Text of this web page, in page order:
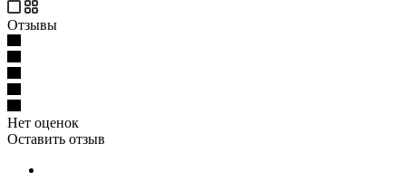
Отзывы
Нет оценок
Оставить отзыв